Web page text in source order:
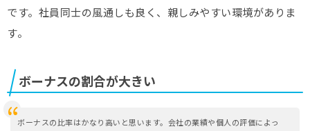
です。社員同士の風通しも良く、親しみやすい環境がありま
す。
ボーナスの割合が大きい
ボーナスの比率はかなり高いと思います。会社の業績や個人の評価によっ